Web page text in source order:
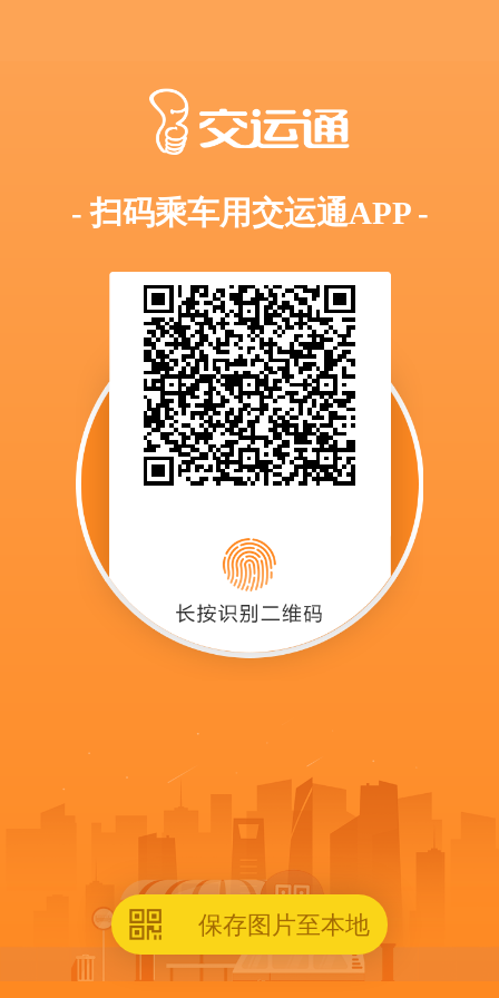
- 扫码乘车用交运通APP -
保存图片至本地